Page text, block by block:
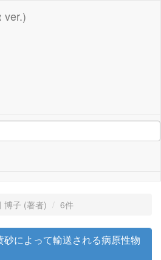
ver.)
博子 (著者) 6件
砂によって輸送される病原性物